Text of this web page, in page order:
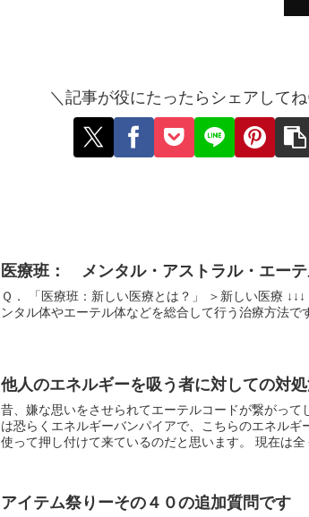
＼記事が役にたったらシェアして
医療班： メンタル・アストラル・エー
Ｑ． 「医療班：新しい医療とは？」 ＞新しい医療
ンタル体やエーテル体などを総合して行う治療方法で
他人のエネルギーを吸う者に対しての対
昔、嫌な思いをさせられてエーテルコードが繋がっ
は恐らくエネルギーバンパイアで、こちらのエネル
使って押し付けて来ているのだと思います。 現在は全
アイテム祭りーその４０の追加質問です